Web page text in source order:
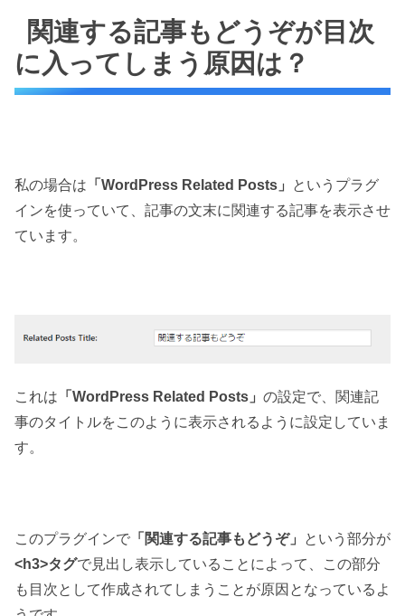
関連する記事もどうぞが目次
に入ってしまう原因は？
私の場合は 「WordPress Related Posts」
というプラグ
インを使っていて、記事の文末に関連する記事を表示させ
ています。
これは 「WordPress Related Posts」 の設定で、関連記
事のタイトルをこのように表示されるように設定していま
す。
このプラグインで 「関連する記事もどうぞ」
という部分が
<h3>タグで見出し表示していることによって、この部分
も目次として作成されてしまうことが原因となっているよ